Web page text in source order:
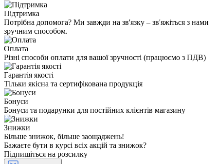
Підтримка
Потрібна допомога? Ми завжди на зв'язку – зв'яжіться з нами
зручним способом.
Оплата
Різні способи оплати для вашої зручності (працюємо з ПДВ)
Гарантія якості
Тільки якісна та сертифікована продукція
Бонуси
Бонуси та подарунки для постійних клієнтів магазину
Знижки
Більше знижок, більше заощаджень!
Бажаєте бути в курсі всіх акцій та знижок?
Підпишіться на розсилку